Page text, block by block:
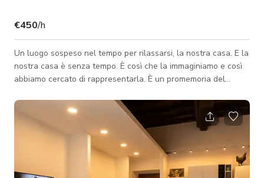
€450/h
Un luogo sospeso nel tempo per rilassarsi, la nostra casa. E la
nostra casa è senza tempo. È così che la immaginiamo e così
abbiamo cercato di rappresentarla. È un promemoria del
un motel, e chiamarlo motel ci ricorda che tutti abbiamo
bisogno di ore per lasciarci travolgere dal vuoto della parola
motel. Di uno spazio olistico che sia nostro, anche solo per un
breve periodo, alla ricerca del piacere. Dove l'obiettivo è quel